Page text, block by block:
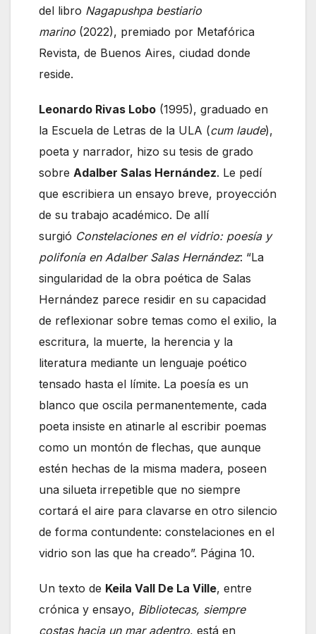
del libro Nagapushpa bestiario
marino (2022), premiado por Metafórica
Revista, de Buenos Aires, ciudad donde
reside.
Leonardo Rivas Lobo (1995), graduado en
la Escuela de Letras de la ULA (cum laude),
poeta y narrador, hizo su tesis de grado
sobre Adalber Salas Hernández. Le pedí
que escribiera un ensayo breve, proyección
de su trabajo académico. De allí
surgió Constelaciones en el vidrio: poesía y
polifonía en Adalber Salas Hernández: “La
singularidad de la obra poética de Salas
Hernández parece residir en su capacidad
de reflexionar sobre temas como el exilio, la
escritura, la muerte, la herencia y la
literatura mediante un lenguaje poético
tensado hasta el límite. La poesía es un
blanco que oscila permanentemente, cada
poeta insiste en atinarle al escribir poemas
como un montón de flechas, que aunque
estén hechas de la misma madera, poseen
una silueta irrepetible que no siempre
cortará el aire para clavarse en otro silencio
de forma contundente: constelaciones en el
vidrio son las que ha creado”. Página 10.
Un texto de Keila Vall De La Ville, entre
crónica y ensayo, Bibliotecas, siempre
costas hacia un mar adentro, está en